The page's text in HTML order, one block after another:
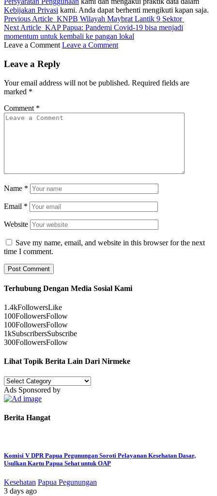
Kebijakan Privasi kami. Anda dapat berhenti mengikuti kapan saja.
Previous Article KNPB Wilayah Maybrat Lantik 9 Sektor
Next Article KAP Papua: Pandemi Covid-19 bisa menjadi
momentum untuk kembali ke pangan lokal
Leave a Comment Leave a Comment
Leave a Reply
Your email address will not be published. Required fields are
marked *
Comment *
Name *
Email *
Website
Save my name, email, and website in this browser for the next
time I comment.
Terhubung Dengan Media Sosial Kami
1.4kFollowersLike
100FollowersFollow
100FollowersFollow
1kSubscribersSubscribe
300FollowersFollow
Lihat Topik Berita Lain Dari Nirmeke
Lihat
Topik
Berita
Dari
Ads Sponsored by
Berita Hangat
Komisi V DPR Papua Pegunungan Soroti Pelayanan Kesehatan Dasar,
Usulkan Kartu Papua Sehat untuk OAP
Kesehatan Papua Pegunungan
3 days ago